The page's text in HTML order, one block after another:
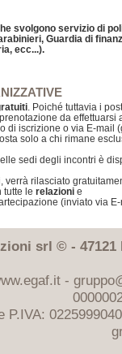
svolgono servizio di
Guardia di
ecc...).
. Poiché tuttavia i
da effettuarsi
di iscrizione o via E-mail
solo a chi rimane
sedi degli incontri è
verrà rilasciato
tutte le relazioni e
(inviato via
srl © - 47121
-
P.IVA: